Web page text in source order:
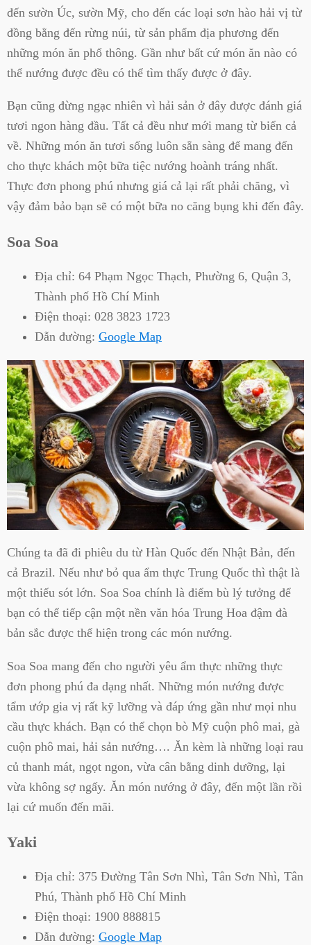
đến sườn Úc, sườn Mỹ, cho đến các loại sơn hào hải vị từ
đồng bằng đến rừng núi, từ sản phẩm địa phương đến
những món ăn phổ thông. Gần như bất cứ món ăn nào có
thể nướng được đều có thể tìm thấy được ở đây.
Bạn cũng đừng ngạc nhiên vì hải sản ở đây được đánh giá
tươi ngon hàng đầu. Tất cả đều như mới mang từ biển cả
về. Những món ăn tươi sống luôn sẵn sàng để mang đến
cho thực khách một bữa tiệc nướng hoành tráng nhất.
Thực đơn phong phú nhưng giá cả lại rất phải chăng, vì
vậy đảm bảo bạn sẽ có một bữa no căng bụng khi đến đây.
Soa Soa
Địa chỉ: 64 Phạm Ngọc Thạch, Phường 6, Quận 3,
Thành phố Hồ Chí Minh
Điện thoại: 028 3823 1723
Dẫn đường: Google Map
Chúng ta đã đi phiêu du từ Hàn Quốc đến Nhật Bản, đến
cả Brazil. Nếu như bỏ qua ẩm thực Trung Quốc thì thật là
một thiếu sót lớn. Soa Soa chính là điểm bù lý tưởng để
bạn có thể tiếp cận một nền văn hóa Trung Hoa đậm đà
bản sắc được thể hiện trong các món nướng.
Soa Soa mang đến cho người yêu ẩm thực những thực
đơn phong phú đa dạng nhất. Những món nướng được
tẩm ướp gia vị rất kỹ lưỡng và đáp ứng gần như mọi nhu
cầu thực khách. Bạn có thể chọn bò Mỹ cuộn phô mai, gà
cuộn phô mai, hải sản nướng…. Ăn kèm là những loại rau
củ thanh mát, ngọt ngon, vừa cân bằng dinh dưỡng, lại
vừa không sợ ngấy. Ăn món nướng ở đây, đến một lần rồi
lại cứ muốn đến mãi.
Yaki
Địa chỉ: 375 Đường Tân Sơn Nhì, Tân Sơn Nhì, Tân
Phú, Thành phố Hồ Chí Minh
Điện thoại: 1900 888815
Dẫn đường: Google Map